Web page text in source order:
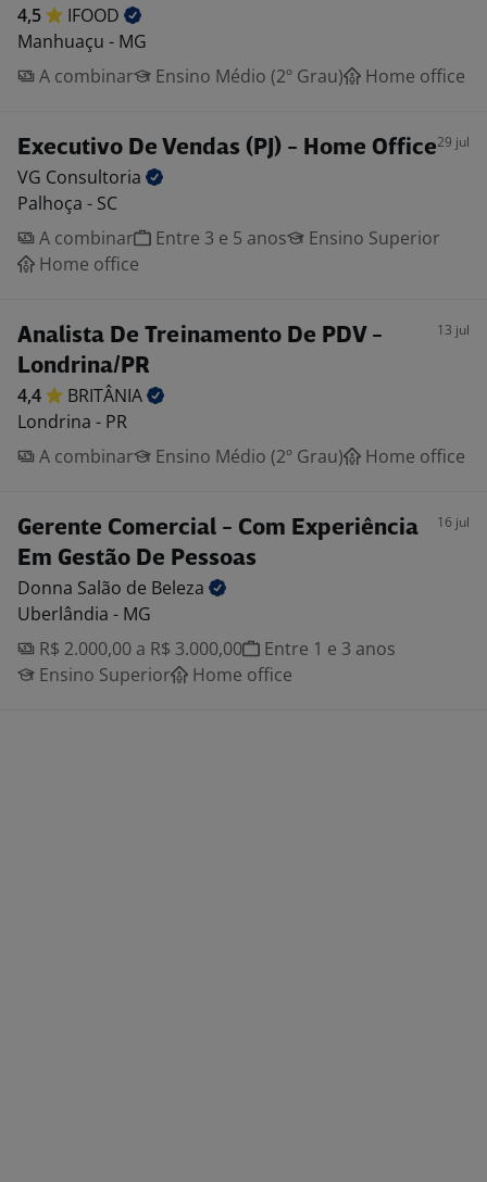
4,5
IFOOD
Manhuaçu - MG
A combinar
Ensino Médio (2º Grau) Home office
Executivo De Vendas (PJ) - Home Office29 jul
VG Consultoria
Palhoça - SC
A combinar
Entre 3 e 5 anos
Ensino Superior
Home office
Analista De Treinamento De PDV -
Londrina/PR
13 jul
4,4
BRITÂNIA
Londrina - PR
A combinar
Ensino Médio (2º Grau) Home office
Gerente Comercial - Com Experiência
Em Gestão De Pessoas
16 jul
Donna Salão de Beleza
Uberlândia - MG
R$ 2.000,00 a R$ 3.000,00
Entre 1 e 3 anos
Ensino Superior
Home office